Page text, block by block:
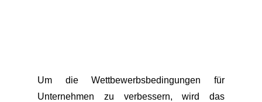
Um die Wettbewerbsbedingungen für
Unternehmen zu verbessern, wird das